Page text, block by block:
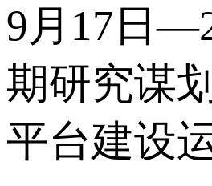
9月17日
期研究谋
平台建设